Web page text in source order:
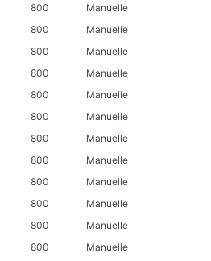
800
Manuelle
800
Manuelle
800
Manuelle
800
Manuelle
800
Manuelle
800
Manuelle
800
Manuelle
800
Manuelle
800
Manuelle
800
Manuelle
800
Manuelle
800
Manuelle